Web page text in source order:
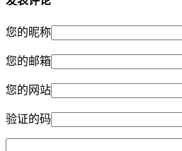
您的昵称
您的邮箱
您的网站
验证的码